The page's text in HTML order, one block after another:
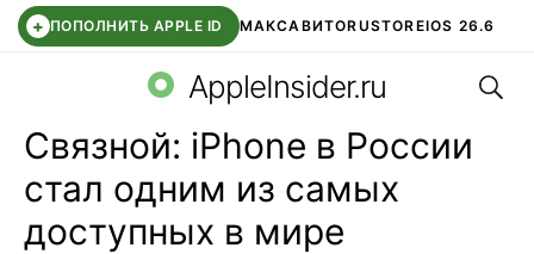
+ ПОПОЛНИТЬ APPLE ID МАКСАВИТОRUSTOREIOS 26.6
СБЕР КИДС ВТБ ОНЛАЙН ЧАТ В ROBLOX
AppleInsider.ru
Связной: iPhone в России
стал одним из самых
доступных в мире